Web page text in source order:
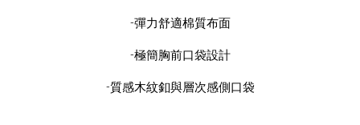
-彈力舒適棉質布面
-極簡胸前口袋設計
-質感木紋釦與層次感側口袋